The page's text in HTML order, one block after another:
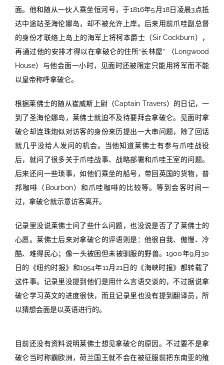
面。他和随从一伙人乘坐恒河号，于1816年5 月18日凌晨3点抵
达中途站圣海伦娜岛，却不被允许上岸。后来用前爪哇副总督
的身份才联络上岛上的海军上将柯本爵士（Sir Cockburn），
再通过他的安排才得以在拿破仑的住所“长林屋”
（ Longwood
House）与他会面一小时，见面时还被限定只能用将军而不能
以皇帝称呼拿破仑。
根据莱佛士的随从崔威斯上尉（Captain Travers）的日记，一
到了圣海伦娜岛，莱佛士就迫不及待要拜会拿破仑。见面时拿
破仑却连珠炮似对访客的身份来历提出一大串问题，除了回话
就几乎没给人发问的机会。当他知道莱佛士有参与爪哇战役
后，就问了很多关于爪哇战事、战略部署和爪哇王室的问题。
后来还问一些琐事，如他们乘坐的船号，带回英国的货物，普
邦咖啡（ Bourbon）和爪哇咖啡的比较等。等到会客时间一
过，拿破仑就示意访客离开。
记录里没说莱佛士问了些什么问题，也没说是否了了莱佛士的
心愿。莱佛士后来对拿破仑的评语则是：他很自我、傲慢、冷
酷、难得民心；像一头被困但未被驯服的野兽。1900年9月30
日的《纽约时报》和1954年11 月 21 日的《海峡时报》都转载了
这件事。记录里没提到他们是用什么言语交谈的，不过据说拿
破仑学习英文的进度很快，而且记录里也没有提到翻译员，所
以猜想会面是以英语进行的。
目前还没有资料说明莱佛士想见拿破仑的原因。不过要不是拿
破仑当时称霸欧洲，荷兰国王就不会在被征服前把东南亚的殖